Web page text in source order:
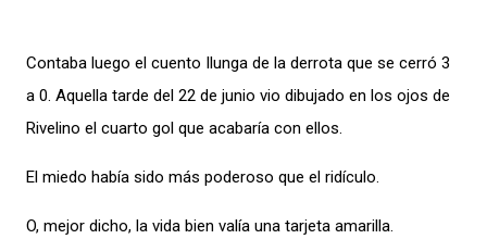
Contaba luego el cuento Ilunga de la derrota que se cerró 3
a 0. Aquella tarde del 22 de junio vio dibujado en los ojos de
Rivelino el cuarto gol que acabaría con ellos.
El miedo había sido más poderoso que el ridículo.
O, mejor dicho, la vida bien valía una tarjeta amarilla.